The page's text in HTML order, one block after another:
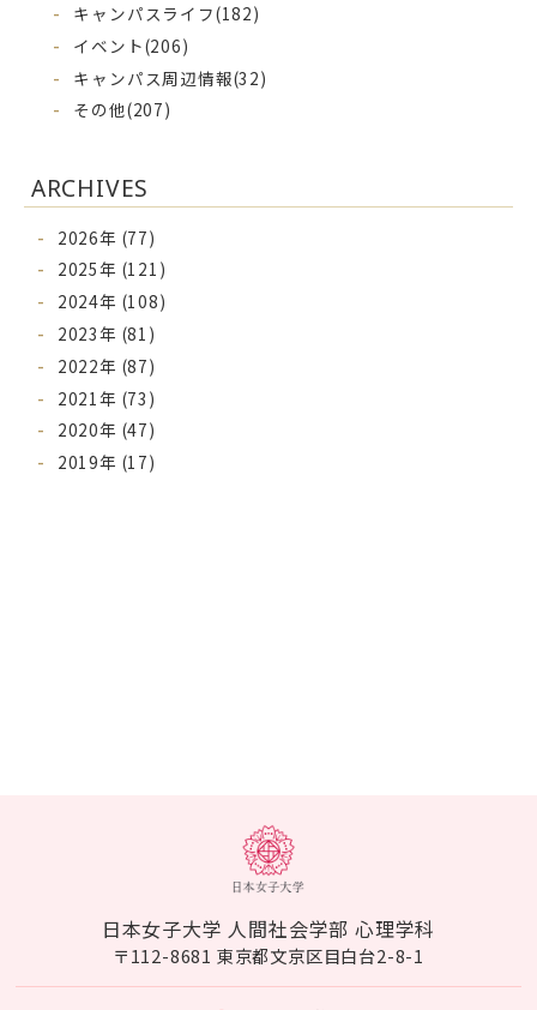
キャンパスライフ(182)
イベント(206)
キャンパス周辺情報(32)
その他(207)
ARCHIVES
2026年 (77)
2025年 (121)
2024年 (108)
2023年 (81)
2022年 (87)
2021年 (73)
2020年 (47)
2019年 (17)
日本女子大学 人間社会学部 心理学科
〒112-8681 東京都文京区目白台2-8-1